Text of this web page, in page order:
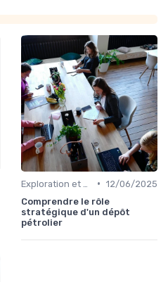
• 12/06/2025
Comprendre le rôle
stratégique d'un dépôt
pétrolier